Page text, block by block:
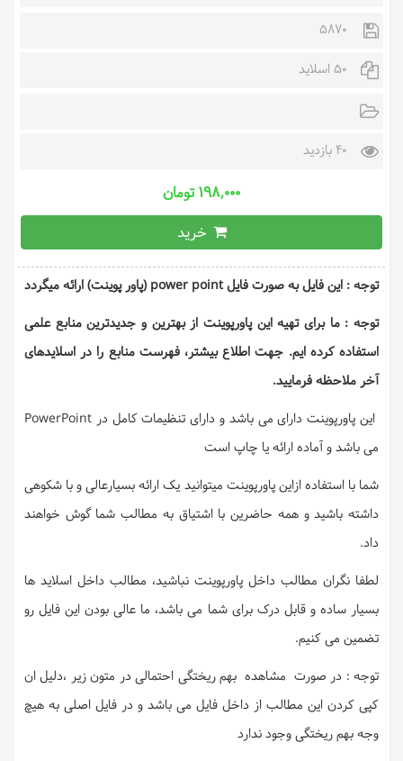
5870
50 اسلاید
40 بازدید
۱۹۸,۰۰۰ تومان
خرید
توجه : این فایل به صورت فایل power point (پاور پوینت) ارائه میگردد
توجه : ما برای تهیه این پاورپوینت از بهترین و جدیدترین منابع علمی
استفاده کرده ایم. جهت اطلاع بیشتر، فهرست منابع را در اسلایدهای
آخر ملاحظه فرمایید.
این پاورپوینت دارای می باشد و دارای تنظیمات کامل در PowerPoint
می باشد و آماده ارائه یا چاپ است
شما با استفاده ازاین پاورپوینت میتوانید یک ارائه بسیارعالی و با شکوهی
داشته باشید و همه حاضرین با اشتیاق به مطالب شما گوش خواهند
داد.
لطفا نگران مطالب داخل پاورپوینت نباشید، مطالب داخل اسلاید ها
بسیار ساده و قابل درک برای شما می باشد، ما عالی بودن این فایل رو
تضمین می کنیم.
توجه : در صورت مشاهده بهم ریختگی احتمالی در متون زیر ،دلیل ان
کپی کردن این مطالب از داخل فایل می باشد و در فایل اصلی به هیچ
وجه بهم ریختگی وجود ندارد